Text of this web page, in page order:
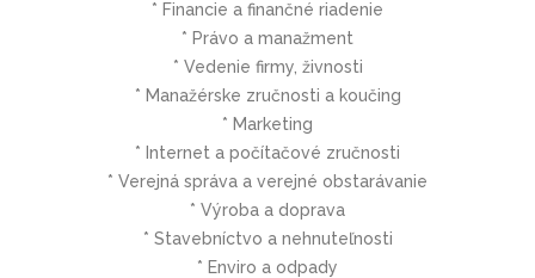
* Financie a finančné riadenie
* Právo a manažment
* Vedenie firmy, živnosti
* Manažérske zručnosti a koučing
* Marketing
* Internet a počítačové zručnosti
* Verejná správa a verejné obstarávanie
* Výroba a doprava
* Stavebníctvo a nehnuteľnosti
* Enviro a odpady